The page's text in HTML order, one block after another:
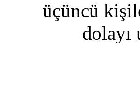
üçüncü
dolayı